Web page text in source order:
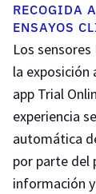
RECOGIDA
ENSAYOS
Los
la exposición
app Trial
experiencia
automática
por parte del
información